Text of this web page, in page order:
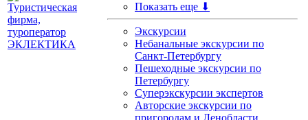
Показать еще ⬇
Экскурсии
Небанальные экскурсии по
Санкт-Петербургу
Пешеходные экскурсии по
Петербургу
Суперэкскурсии экспертов
Авторские экскурсии по
пригородам и Ленобласти